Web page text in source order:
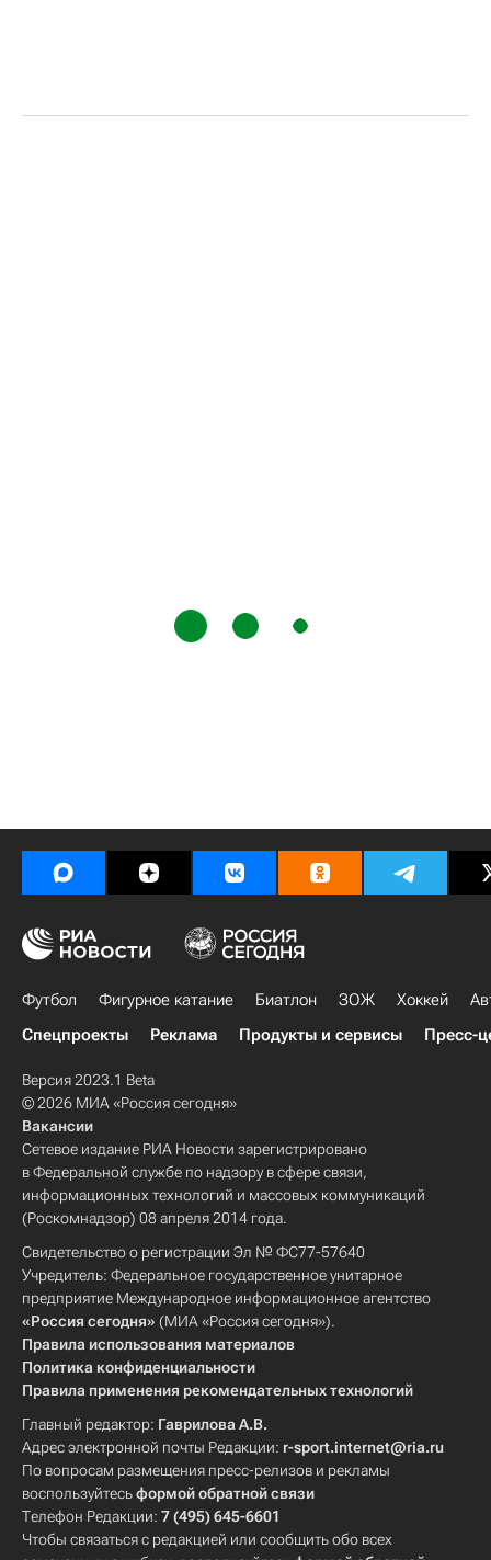
Футбол Фигурное катание Биатлон ЗОЖ Хоккей
Спецпроекты
Реклама Продукты и сервисы Пресс-
Версия 2023.1 Beta
© 2026 МИА «Россия сегодня»
Вакансии
Сетевое издание РИА Новости зарегистрировано
в Федеральной службе по надзору в сфере связи,
информационных технологий и массовых коммуникаций
(Роскомнадзор) 08 апреля 2014 года.
Свидетельство о регистрации Эл № ФС77-57640
Учредитель: Федеральное государственное унитарное
предприятие Международное информационное агентство
«Россия сегодня» (МИА «Россия сегодня»).
Правила использования материалов
Политика конфиденциальности
Правила применения рекомендательных технологий
Главный редактор: Гаврилова А.В.
Адрес электронной почты Редакции: r-sport.internet@ria.ru
По вопросам размещения пресс-релизов и рекламы
воспользуйтесьформой обратной связи
Телефон Редакции: 7 (495) 645-6601
Чтобы связаться с редакцией или сообщить обо всех